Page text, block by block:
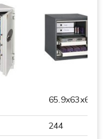
65.9x63x64.8
244